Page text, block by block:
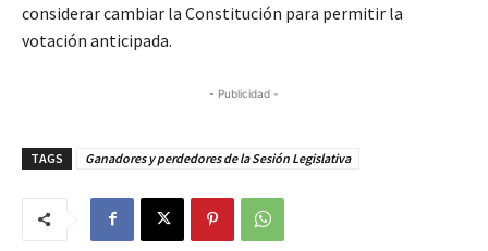
considerar cambiar la Constitución para permitir la
votación anticipada.
- Publicidad -
TAGS Ganadores y perdedores de la Sesión Legislativa